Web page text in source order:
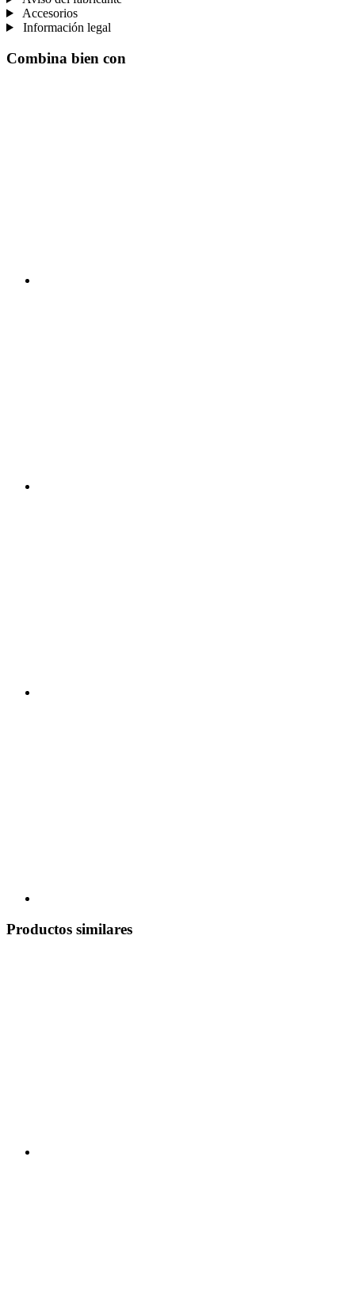
Accesorios
Información legal
Combina bien con
Productos similares